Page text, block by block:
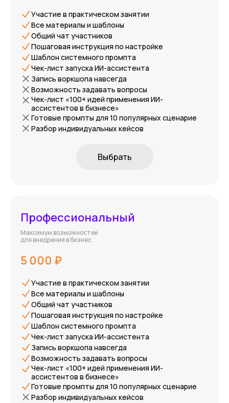
Участие в практическом занятии
Все материалы и шаблоны
Общий чат участников
Пошаговая инструкция по настройке
Шаблон системного промпта
Чек-лист запуска ИИ-ассистента
Запись воркшопа навсегда
Возможность задавать вопросы
Чек-лист «100+ идей применения ИИ-
ассистентов в бизнесе»
Готовые промпты для 10 популярных сценарие
Разбор индивидуальных кейсов
Выбрать
Профессиональный
Максимум возможностей
для внедрения в бизнес
5 000 ₽
Участие в практическом занятии
Все материалы и шаблоны
Общий чат участников
Пошаговая инструкция по настройке
Шаблон системного промпта
Чек-лист запуска ИИ-ассистента
Запись воркшопа навсегда
Возможность задавать вопросы
Чек-лист «100+ идей применения ИИ-
ассистентов в бизнесе»
Готовые промпты для 10 популярных сценарие
Разбор индивидуальных кейсов